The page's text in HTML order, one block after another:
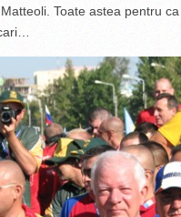
Toate astea pentru